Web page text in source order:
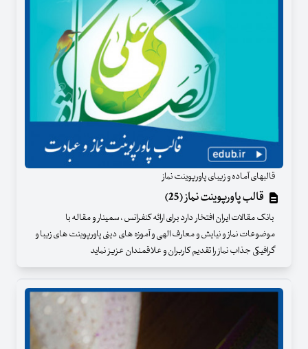
قالبهای آماده و زیبای پاورپوینت نماز
قالب پاورپوینت نماز (25)
بانک مقالات ایران افتخار دارد برای ارائه کنفرانس ، سمینار و مقاله با
موضوعات نماز و نیایش و معارف الهی و آموزه های دینی پاورپوینت های زیبا و
گرافیکی جذاب نماز را تقدیم کاربران و علاقمندان عزیز نماید